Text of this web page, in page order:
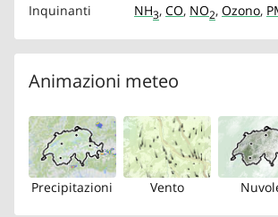
Inquinanti
NH3, CO, NO2, Ozono,
Animazioni meteo
Precipitazioni Vento